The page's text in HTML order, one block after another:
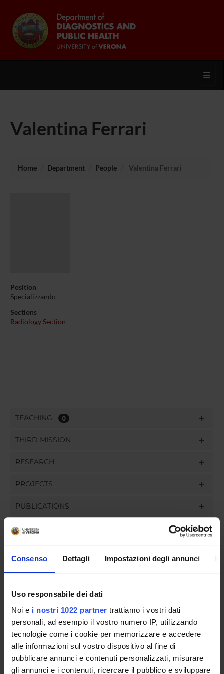
Consenso Dettagli Impostazioni degli annunci
Uso responsabile dei dati
Noi e i nostri 1022 partner trattiamo i vostri dati
personali, ad esempio il vostro numero IP, utilizzando
tecnologie come i cookie per memorizzare e accedere
alle informazioni sul vostro dispositivo al fine di
pubblicare annunci e contenuti personalizzati, misurare
gli annunci e i contenuti, ricercare il pubblico e sviluppare
Valentina Ferrari
Home Department People Valentina Ferrari
Position
Specializzando
Sections
Radiology Section
TEACHING 0
THIRD MISSION
RESEARCH
PROJECTS
PUBLICATIONS
ASSIGNMENTS
COMMITTEES
DEPARTMENT ADMINISTRATION OFFICES
STUDENT ADMINISTRATION OFFICES